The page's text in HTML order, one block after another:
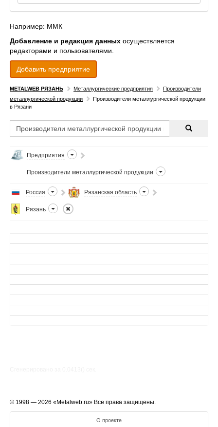
Например: ММК
Добавление и редакция данных осуществляется
редакторами и пользователями.
Добавить предприятие
METALWEB РЯЗАНЬ Металлургические предприятия
Производители
металлургической продукции
Производители металлургической продукции
в Рязани
Предприятия
Производители металлургической продукции
Россия Рязанская область
Рязань
© 1998 — 2026 «Metalweb.ru» Все права защищены.
О проекте